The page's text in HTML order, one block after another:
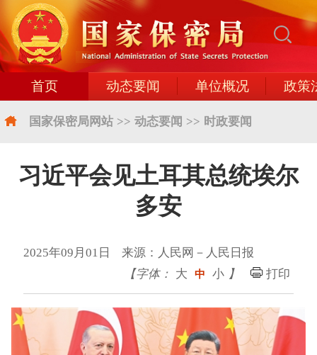
首页 动态要闻 单位概况 政策
国家保密局网站 >> 动态要闻 >> 时政要闻
习近平会见土耳其总统埃尔
多安
2025年09月01日 来源：人民网－人民日报
【字体： 大 中 小 】 打印